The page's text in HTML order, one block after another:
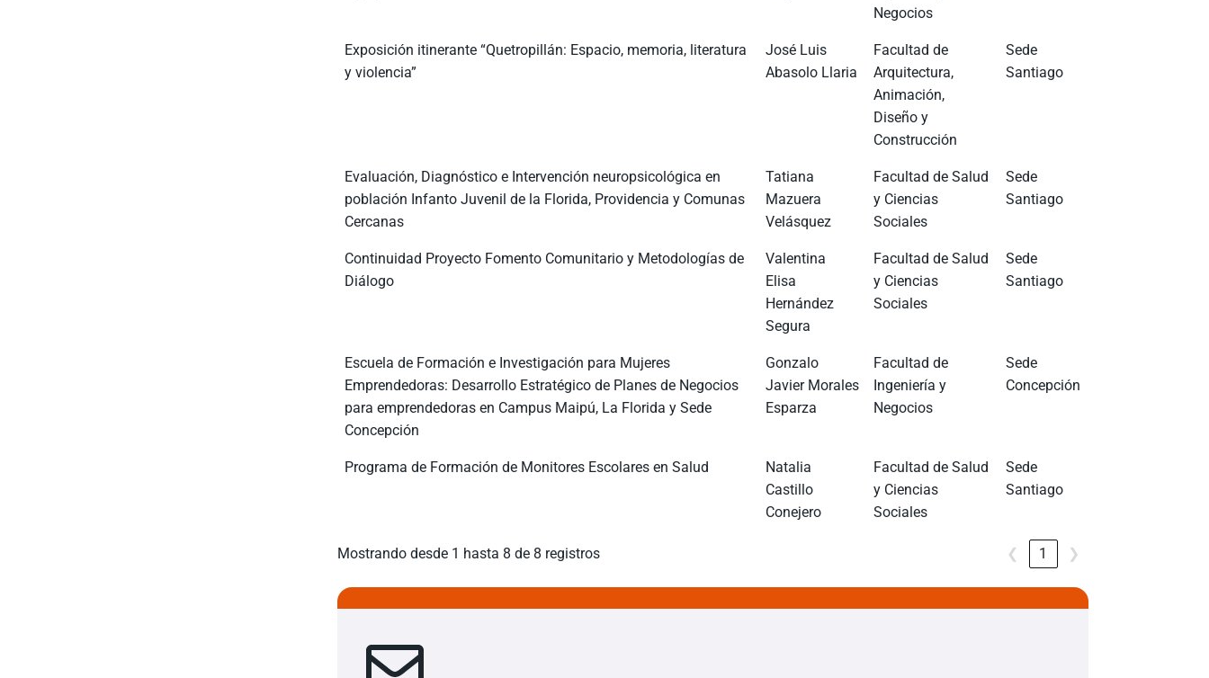
Negocios
Exposición itinerante “Quetropillán: Espacio, memoria, literatura
y violencia”
José Luis
Abasolo Llaria
Facultad de
Arquitectura,
Animación,
Diseño y
Construcción
Sede
Santiago
Evaluación, Diagnóstico e Intervención neuropsicológica en
población Infanto Juvenil de la Florida, Providencia y Comunas
Cercanas
Tatiana
Mazuera
Velásquez
Facultad de Salud
y Ciencias
Sociales
Sede
Santiago
Continuidad Proyecto Fomento Comunitario y Metodologías de
Diálogo
Valentina
Elisa
Hernández
Segura
Facultad de Salud
y Ciencias
Sociales
Sede
Santiago
Escuela de Formación e Investigación para Mujeres
Emprendedoras: Desarrollo Estratégico de Planes de Negocios
para emprendedoras en Campus Maipú, La Florida y Sede
Concepción
Gonzalo
Javier Morales
Esparza
Facultad de
Ingeniería y
Negocios
Sede
Concepción
Programa de Formación de Monitores Escolares en Salud
Natalia
Castillo
Conejero
Facultad de Salud
y Ciencias
Sociales
Sede
Santiago
Mostrando desde 1 hasta 8 de 8 registros ❮ 1 ❯